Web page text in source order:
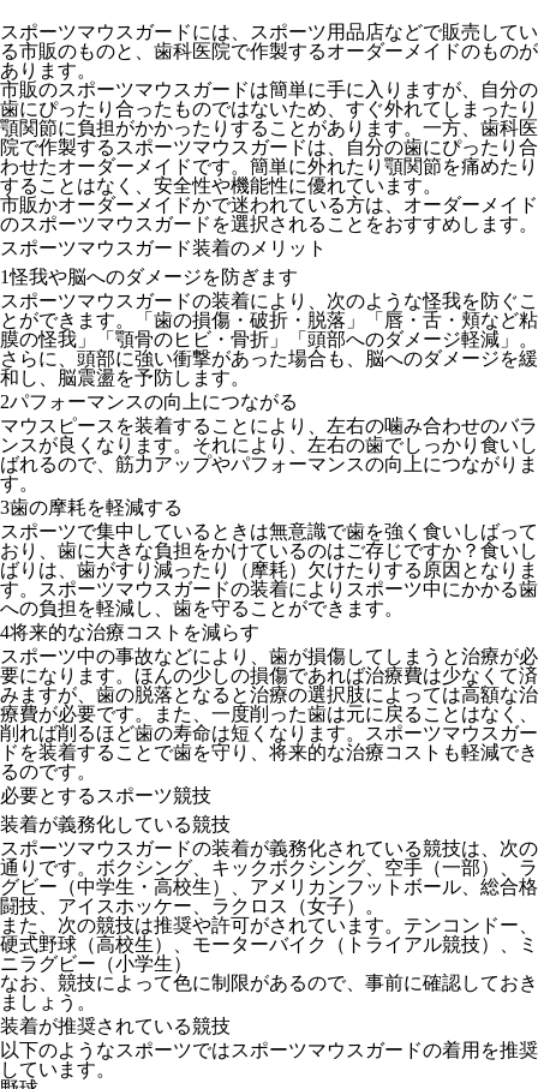
スポーツマウスガードには、スポーツ用品店などで販売してい
る市販のものと、歯科医院で作製するオーダーメイドのものが
あります。
市販のスポーツマウスガードは簡単に手に入りますが、自分の
歯にぴったり合ったものではないため、すぐ外れてしまったり
顎関節に負担がかかったりすることがあります。一方、歯科医
院で作製するスポーツマウスガードは、自分の歯にぴったり合
わせたオーダーメイドです。簡単に外れたり顎関節を痛めたり
することはなく、安全性や機能性に優れています。
市販かオーダーメイドかで迷われている方は、オーダーメイド
のスポーツマウスガードを選択されることをおすすめします。
スポーツマウスガード装着のメリット
1怪我や脳へのダメージを防ぎます
スポーツマウスガードの装着により、次のような怪我を防ぐこ
とができます。「歯の損傷・破折・脱落」「唇・舌・頬など粘
膜の怪我」「顎骨のヒビ・骨折」「頭部へのダメージ軽減」。
さらに、頭部に強い衝撃があった場合も、脳へのダメージを緩
和し、脳震盪を予防します。
2パフォーマンスの向上につながる
マウスピースを装着することにより、左右の噛み合わせのバラ
ンスが良くなります。それにより、左右の歯でしっかり食いし
ばれるので、筋力アップやパフォーマンスの向上につながりま
す。
3歯の摩耗を軽減する
スポーツで集中しているときは無意識で歯を強く食いしばって
おり、歯に大きな負担をかけているのはご存じですか？食いし
ばりは、歯がすり減ったり（摩耗）欠けたりする原因となりま
す。スポーツマウスガードの装着によりスポーツ中にかかる歯
への負担を軽減し、歯を守ることができます。
4将来的な治療コストを減らす
スポーツ中の事故などにより、歯が損傷してしまうと治療が必
要になります。ほんの少しの損傷であれば治療費は少なくて済
みますが、歯の脱落となると治療の選択肢によっては高額な治
療費が必要です。また、一度削った歯は元に戻ることはなく、
削れば削るほど歯の寿命は短くなります。スポーツマウスガー
ドを装着することで歯を守り、将来的な治療コストも軽減でき
るのです。
必要とするスポーツ競技
装着が義務化している競技
スポーツマウスガードの装着が義務化されている競技は、次の
通りです。ボクシング、キックボクシング、空手（一部）、ラ
グビー（中学生・高校生）、アメリカンフットボール、総合格
闘技、アイスホッケー、ラクロス（女子）。
また、次の競技は推奨や許可がされています。テンコンドー、
硬式野球（高校生）、モーターバイク（トライアル競技）、ミ
ニラグビー（小学生）
なお、競技によって色に制限があるので、事前に確認しておき
ましょう。
装着が推奨されている競技
以下のようなスポーツではスポーツマウスガードの着用を推奨
しています。